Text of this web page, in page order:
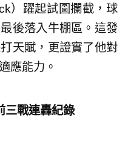
）躍起試圖攔截，球
後落入牛棚區。這發
天賦，更證實了他對
應能力。
三戰連轟紀錄